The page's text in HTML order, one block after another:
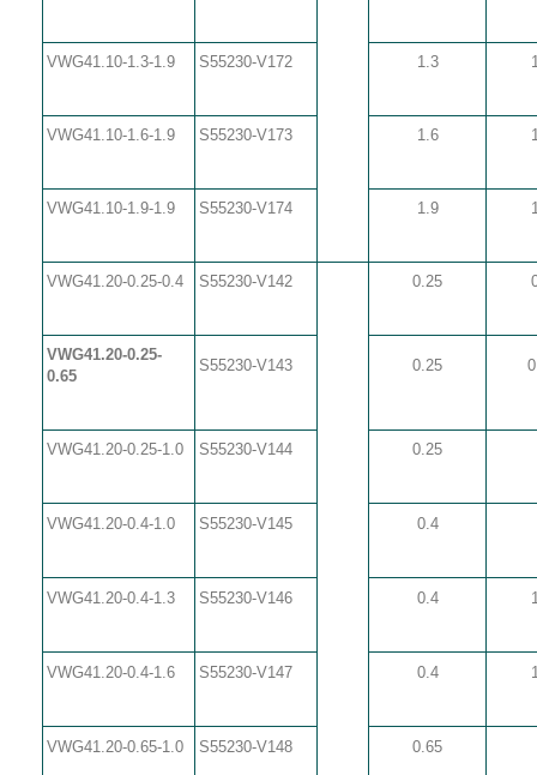
VWG41.10-1.3-1.9 S55230-V172 1.3
VWG41.10-1.6-1.9 S55230-V173 1.6
VWG41.10-1.9-1.9 S55230-V174 1.9
VWG41.20-0.25-0.4 S55230-V142 0.25
VWG41.20-0.25-
0.65
S55230-V143 0.25
VWG41.20-0.25-1.0 S55230-V144 0.25
VWG41.20-0.4-1.0 S55230-V145 0.4
VWG41.20-0.4-1.3 S55230-V146 0.4
VWG41.20-0.4-1.6 S55230-V147 0.4
VWG41.20-0.65-1.0 S55230-V148 0.65